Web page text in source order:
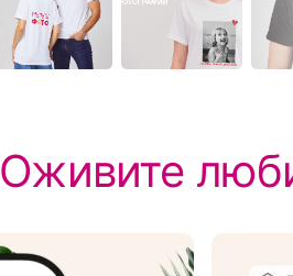
Оживите